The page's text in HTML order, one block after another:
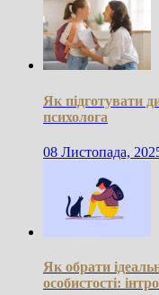
Як підготувати
психолога
08 Листопада,
Як обрати
особистості: